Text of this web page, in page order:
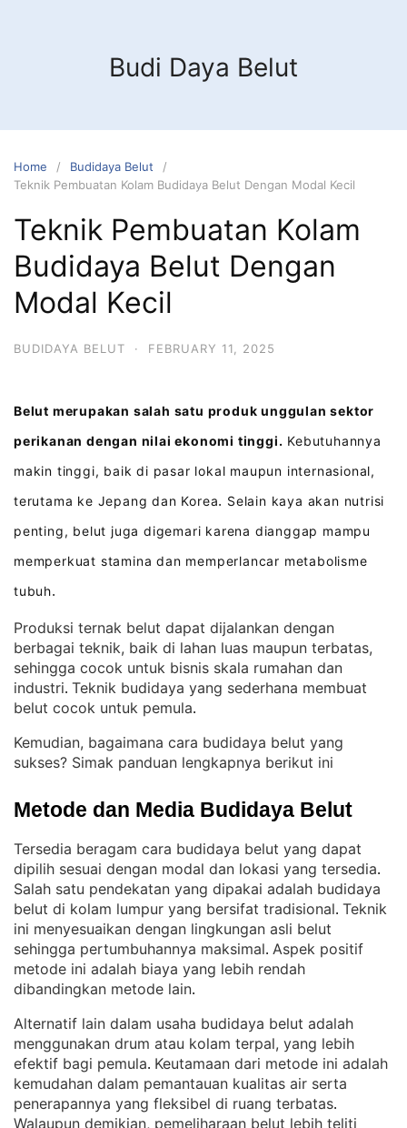
Budi Daya Belut
Home
Budidaya Belut
Teknik Pembuatan Kolam Budidaya Belut Dengan Modal Kecil
Teknik Pembuatan Kolam
Budidaya Belut Dengan
Modal Kecil
BUDIDAYA BELUT · FEBRUARY 11, 2025
Belut merupakan salah satu produk unggulan sektor
perikanan dengan nilai ekonomi tinggi. Kebutuhannya
makin tinggi, baik di pasar lokal maupun internasional,
terutama ke Jepang dan Korea. Selain kaya akan nutrisi
penting, belut juga digemari karena dianggap mampu
memperkuat stamina dan memperlancar metabolisme
tubuh.
Produksi ternak belut dapat dijalankan dengan
berbagai teknik, baik di lahan luas maupun terbatas,
sehingga cocok untuk bisnis skala rumahan dan
industri. Teknik budidaya yang sederhana membuat
belut cocok untuk pemula.
Kemudian, bagaimana cara budidaya belut yang
sukses? Simak panduan lengkapnya berikut ini
Metode dan Media Budidaya Belut
Tersedia beragam cara budidaya belut yang dapat
dipilih sesuai dengan modal dan lokasi yang tersedia
Salah satu pendekatan yang dipakai adalah budidaya
belut di kolam lumpur yang bersifat tradisional. Teknik
ini menyesuaikan dengan lingkungan asli belut
sehingga pertumbuhannya maksimal. Aspek positif
metode ini adalah biaya yang lebih rendah
dibandingkan metode lain.
Alternatif lain dalam usaha budidaya belut adalah
menggunakan drum atau kolam terpal, yang lebih
efektif bagi pemula. Keutamaan dari metode ini adalah
kemudahan dalam pemantauan kualitas air serta
penerapannya yang fleksibel di ruang terbatas
Walaupun demikian, pemeliharaan belut lebih teliti